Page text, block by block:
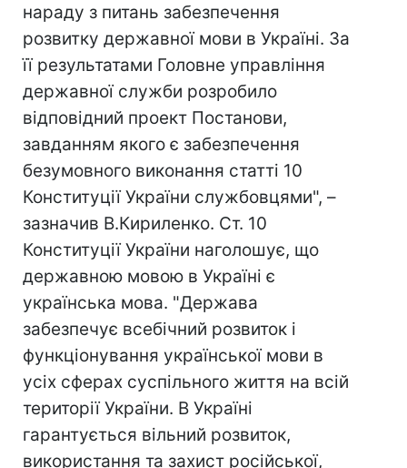
нараду з питань забезпечення
розвитку державної мови в Україні. За
її результатами Головне управління
державної служби розробило
відповідний проект Постанови,
завданням якого є забезпечення
безумовного виконання статті 10
Конституції України службовцями", –
зазначив В.Кириленко. Ст. 10
Конституції України наголошує, що
державною мовою в Україні є
українська мова. "Держава
забезпечує всебічний розвиток і
функціонування української мови в
усіх сферах суспільного життя на всій
території України. В Україні
гарантується вільний розвиток,
використання та захист російської,